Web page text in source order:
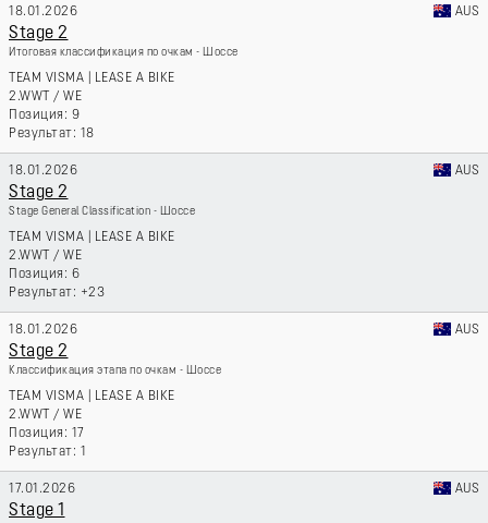
18.01.2026 AUS
Stage 2
Итоговая классификация по очкам - Шоссе
TEAM VISMA | LEASE A BIKE
2.WWT / WE
9
18
18.01.2026 AUS
Stage 2
Stage General Classification - Шоссе
TEAM VISMA | LEASE A BIKE
2.WWT / WE
6
+23
18.01.2026 AUS
Stage 2
Классификация этапа по очкам - Шоссе
TEAM VISMA | LEASE A BIKE
2.WWT / WE
17
1
17.01.2026 AUS
Stage 1